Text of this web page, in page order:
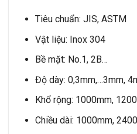
Tiêu chuẩn: JIS, ASTM
Vật liệu: Inox 304
Bề mặt: No.1, 2B…
Độ dày: 0,3mm,…3mm,
Khổ rộng: 1000mm,
Chiều dài: 1000mm,